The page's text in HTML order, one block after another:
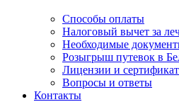
Способы оплаты
Налоговый вычет за
Необходимые
Розыгрыш путевок в
Лицензии и
Вопросы и ответы
Контакты